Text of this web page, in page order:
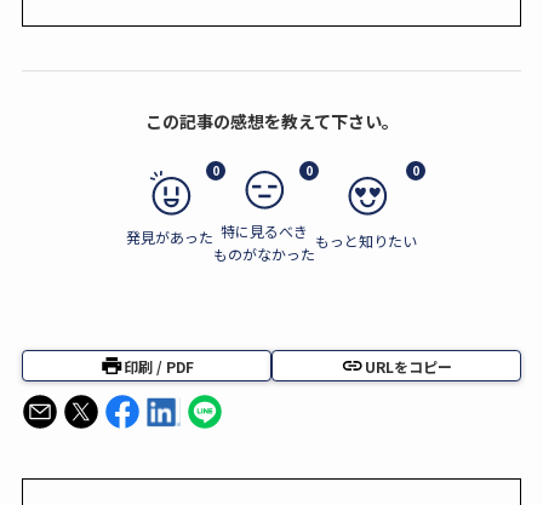
この記事の感想を教えて下さい。
0
発見があった
0
特に見るべき
ものがなかった
0
もっと知りたい
印刷 / PDF URLをコピー